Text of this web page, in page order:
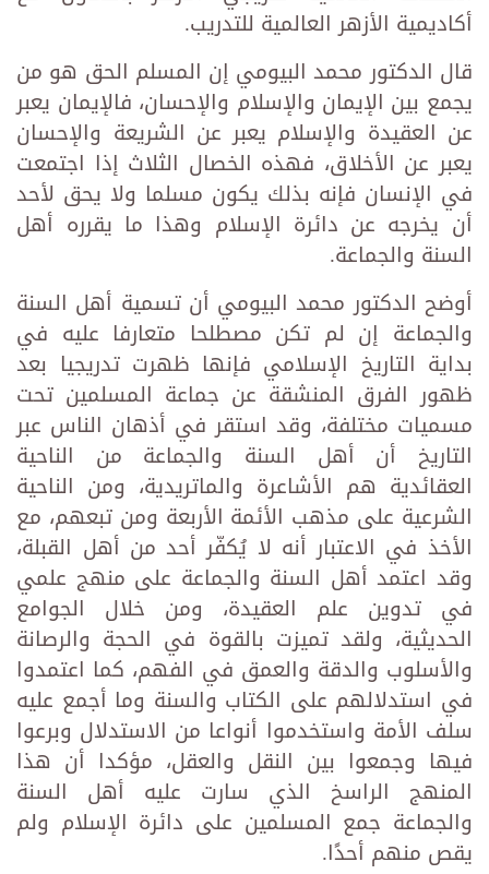
أكاديمية الأزهر العالمية للتدريب.
قال الدكتور محمد البيومي إن المسلم الحق هو من
يجمع بين الإيمان والإسلام والإحسان، فالإيمان يعبر
عن العقيدة والإسلام يعبر عن الشريعة والإحسان
يعبر عن الأخلاق، فهذه الخصال الثلاث إذا اجتمعت
في الإنسان فإنه بذلك يكون مسلما ولا يحق لأحد
أن يخرجه عن دائرة الإسلام وهذا ما يقرره أهل
السنة والجماعة.
أوضح الدكتور محمد البيومي أن تسمية أهل السنة
والجماعة إن لم تكن مصطلحا متعارفا عليه في
بداية التاريخ الإسلامي فإنها ظهرت تدريجيا بعد
ظهور الفرق المنشقة عن جماعة المسلمين تحت
مسميات مختلفة، وقد استقر في أذهان الناس عبر
التاريخ أن أهل السنة والجماعة من الناحية
العقائدية هم الأشاعرة والماتريدية، ومن الناحية
الشرعية على مذهب الأئمة الأربعة ومن تبعهم، مع
الأخذ في الاعتبار أنه لا يُكفّر أحد من أهل القبلة،
وقد اعتمد أهل السنة والجماعة على منهج علمي
في تدوين علم العقيدة، ومن خلال الجوامع
الحديثية، ولقد تميزت بالقوة في الحجة والرصانة
والأسلوب والدقة والعمق في الفهم، كما اعتمدوا
في استدلالهم على الكتاب والسنة وما أجمع عليه
سلف الأمة واستخدموا أنواعا من الاستدلال وبرعوا
فيها وجمعوا بين النقل والعقل، مؤكدا أن هذا
المنهج الراسخ الذي سارت عليه أهل السنة
والجماعة جمع المسلمين على دائرة الإسلام ولم
يقص منهم أحدًا.